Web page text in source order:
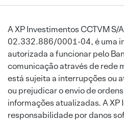
A XP Investimentos CCTVM S/
02.332.886/0001-04, é uma
autorizada a funcionar pelo
comunicação através de rede
está sujeita a interrupções ou
ou prejudicar o envio de
informações atualizadas. A
responsabilidade por danos